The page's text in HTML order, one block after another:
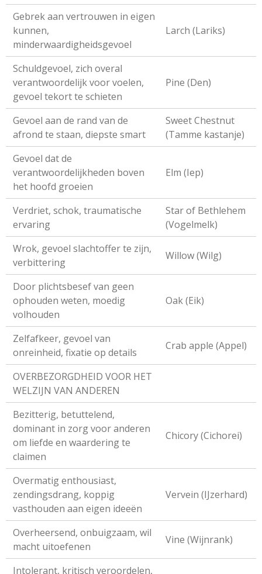
Gebrek aan vertrouwen in eigen
kunnen,
minderwaardigheidsgevoel
Larch (Lariks)
Schuldgevoel, zich overal
verantwoordelijk voor voelen,
gevoel tekort te schieten
Pine (Den)
Gevoel aan de rand van de
afrond te staan, diepste smart
Sweet Chestnut
(Tamme kastanje)
Gevoel dat de
verantwoordelijkheden boven
het hoofd groeien
Elm (Iep)
Verdriet, schok, traumatische
ervaring
Star of Bethlehem
(Vogelmelk)
Wrok, gevoel slachtoffer te zijn,
verbittering
Willow (Wilg)
Door plichtsbesef van geen
ophouden weten, moedig
volhouden
Oak (Eik)
Zelfafkeer, gevoel van
onreinheid, fixatie op details
Crab apple (Appel)
OVERBEZORGDHEID VOOR HET
WELZIJN VAN ANDEREN
Bezitterig, betuttelend,
dominant in zorg voor anderen
om liefde en waardering te
claimen
Chicory (Cichorei)
Overmatig enthousiast,
zendingsdrang, koppig
vasthouden aan eigen ideeën
Vervein (IJzerhard)
Overheersend, onbuigzaam, wil
macht uitoefenen
Vine (Wijnrank)
Intolerant, kritisch veroordelen,